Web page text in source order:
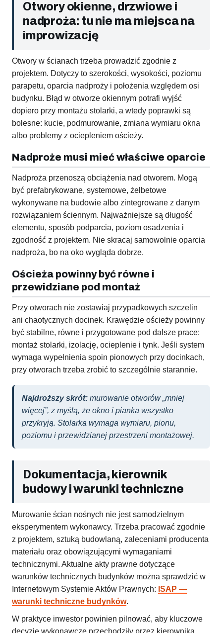
Otwory okienne, drzwiowe i
nadproża: tu nie ma miejsca na
improwizację
Otwory w ścianach trzeba prowadzić zgodnie z
projektem. Dotyczy to szerokości, wysokości, poziomu
parapetu, oparcia nadproży i położenia względem osi
budynku. Błąd w otworze okiennym potrafi wyjść
dopiero przy montażu stolarki, a wtedy poprawki są
bolesne: kucie, podmurowanie, zmiana wymiaru okna
albo problemy z ociepleniem ościeży.
Nadproże musi mieć właściwe oparcie
Nadproża przenoszą obciążenia nad otworem. Mogą
być prefabrykowane, systemowe, żelbetowe
wykonywane na budowie albo zintegrowane z danym
rozwiązaniem ściennym. Najważniejsze są długość
elementu, sposób podparcia, poziom osadzenia i
zgodność z projektem. Nie skracaj samowolnie oparcia
nadproża, bo na oko wygląda dobrze.
Ościeża powinny być równe i
przewidziane pod montaż
Przy otworach nie zostawiaj przypadkowych szczelin
ani chaotycznych docinek. Krawędzie ościeży powinny
być stabilne, równe i przygotowane pod dalsze prace:
montaż stolarki, izolację, ocieplenie i tynk. Jeśli system
wymaga wypełnienia spoin pionowych przy docinkach,
przy otworach trzeba zrobić to szczególnie starannie.
Najdroższy skrót: murowanie otworów „mniej
więcej”, z myślą, że okno i pianka wszystko
przykryją. Stolarka wymaga wymiaru, pionu,
poziomu i przewidzianej przestrzeni montażowej.
Dokumentacja, kierownik
budowy i warunki techniczne
Murowanie ścian nośnych nie jest samodzielnym
eksperymentem wykonawcy. Trzeba pracować zgodnie
z projektem, sztuką budowlaną, zaleceniami producenta
materiału oraz obowiązującymi wymaganiami
technicznymi. Aktualne akty prawne dotyczące
warunków technicznych budynków można sprawdzić w
Internetowym Systemie Aktów Prawnych: ISAP —
warunki techniczne budynków.
W praktyce inwestor powinien pilnować, aby kluczowe